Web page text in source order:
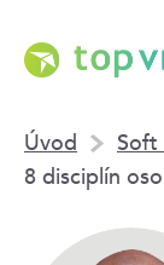
Úvod
Soft
8 disciplín